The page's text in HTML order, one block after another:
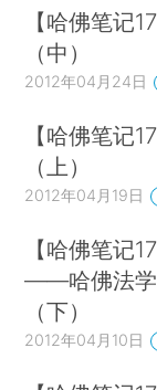
【哈佛笔记
（中）
2012年04月24日
【哈佛笔记
（上）
2012年04月19日
【哈佛笔记
——哈佛法学
（下）
2012年04月10日